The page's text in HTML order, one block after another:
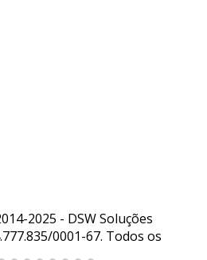
2025 - DSW Soluções
0001-67. Todos os